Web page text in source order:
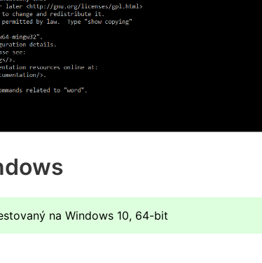
na Windows 10, 64-bit